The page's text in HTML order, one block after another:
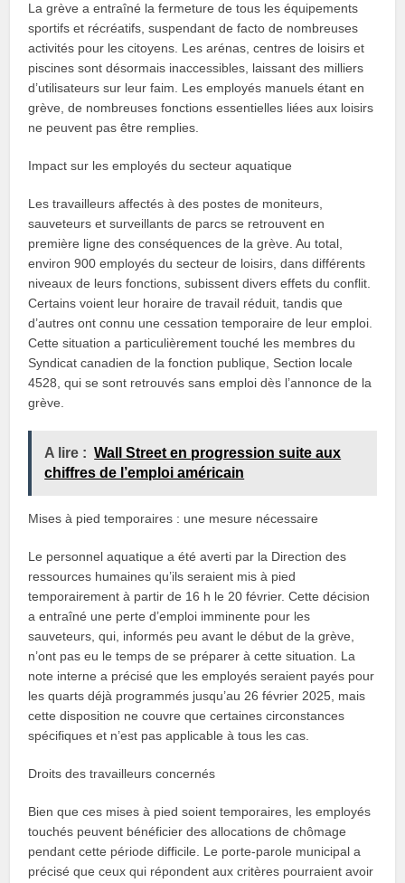
La grève a entraîné la fermeture de tous les équipements
sportifs et récréatifs, suspendant de facto de nombreuses
activités pour les citoyens. Les arénas, centres de loisirs et
piscines sont désormais inaccessibles, laissant des milliers
d’utilisateurs sur leur faim. Les employés manuels étant en
grève, de nombreuses fonctions essentielles liées aux loisirs
ne peuvent pas être remplies.
Impact sur les employés du secteur aquatique
Les travailleurs affectés à des postes de moniteurs,
sauveteurs et surveillants de parcs se retrouvent en
première ligne des conséquences de la grève. Au total,
environ 900 employés du secteur de loisirs, dans différents
niveaux de leurs fonctions, subissent divers effets du conflit.
Certains voient leur horaire de travail réduit, tandis que
d’autres ont connu une cessation temporaire de leur emploi.
Cette situation a particulièrement touché les membres du
Syndicat canadien de la fonction publique, Section locale
4528, qui se sont retrouvés sans emploi dès l’annonce de la
grève.
A lire : Wall Street en progression suite aux
chiffres de l’emploi américain
Mises à pied temporaires : une mesure nécessaire
Le personnel aquatique a été averti par la Direction des
ressources humaines qu’ils seraient mis à pied
temporairement à partir de 16 h le 20 février. Cette décision
a entraîné une perte d’emploi imminente pour les
sauveteurs, qui, informés peu avant le début de la grève,
n’ont pas eu le temps de se préparer à cette situation. La
note interne a précisé que les employés seraient payés pour
les quarts déjà programmés jusqu’au 26 février 2025, mais
cette disposition ne couvre que certaines circonstances
spécifiques et n’est pas applicable à tous les cas.
Droits des travailleurs concernés
Bien que ces mises à pied soient temporaires, les employés
touchés peuvent bénéficier des allocations de chômage
pendant cette période difficile. Le porte-parole municipal a
précisé que ceux qui répondent aux critères pourraient avoir